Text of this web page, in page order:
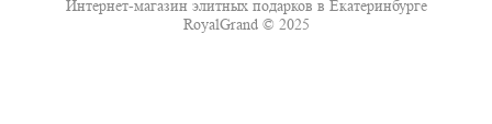
Интернет-магазин элитных подарков в Екатеринбурге
RoyalGrand © 2025